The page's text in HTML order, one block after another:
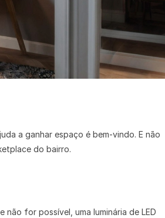
a ganhar espaço é bem-vindo. E não
do bairro.
não for possível, uma luminária de LED